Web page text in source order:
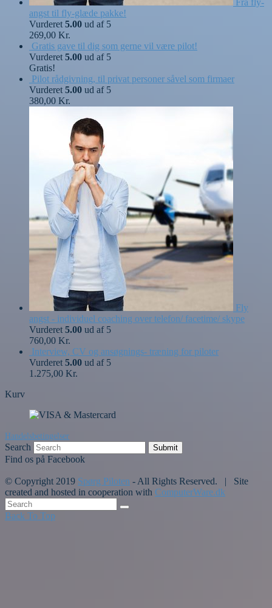
angst til fly-glæde pakke!
Vurderet 5.00 ud af 5
269,00 Kr.
Gratis gave til dig som gerne vil være pilot!
Vurderet 5.00 ud af 5
Gratis!
Pilot rådgivning, til privat personer såvel som firmaer
Vurderet 5.00 ud af 5
380,00 Kr.
Fly
angst - individuel coaching over telefon/ facetime/ skype
Vurderet 5.00 ud af 5
760,00 Kr.
Interview, CV og ansøgnings- træning for piloter
Vurderet 5.00 ud af 5
1.275,00 Kr.
Kurv
Handelsbetingelser
Search Submit
Find os på Facebook
© Copyright 2019 Spørg Piloten - All Rights Reserved. | Site
created and hosted in cooperation with ComputerWare.dk
Back To Top